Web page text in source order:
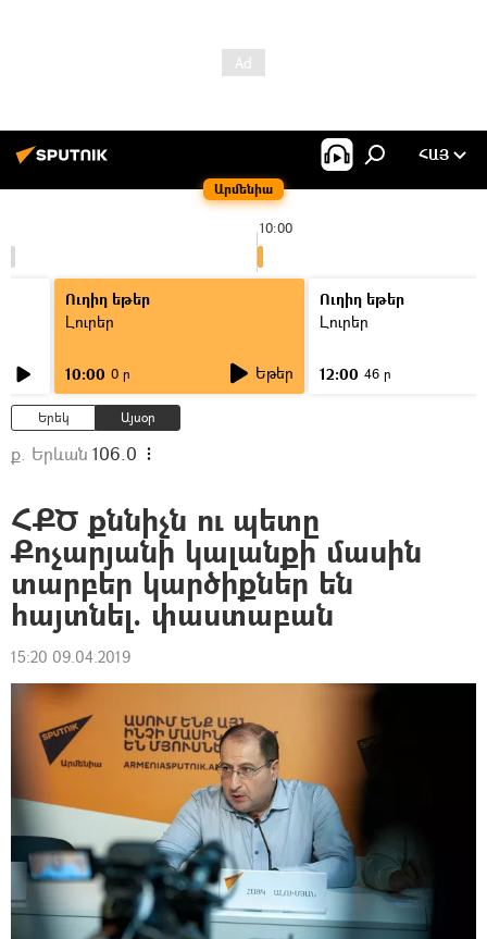
Արմենիա
ՀԱՅ
10:00
Ուղիղ եթեր
Լուրեր
10:00 0 ր Եթեր
Ուղիղ եթեր
Լուրեր
12:00 46 ր
Երեկ Այսօր
ք. Երևան 106.0
ՀՔԾ քննիչն ու պետը
Քոչարյանի կալանքի մասին
տարբեր կարծիքներ են
հայտնել. փաստաբան
15:20 09.04.2019